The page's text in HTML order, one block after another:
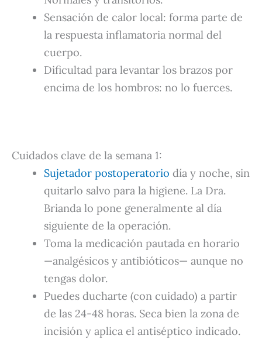
Sensación de calor local: forma parte de
la respuesta inflamatoria normal del
cuerpo.
Dificultad para levantar los brazos por
encima de los hombros: no lo fuerces.
Cuidados clave de la semana 1:
Sujetador postoperatorio día y noche, sin
quitarlo salvo para la higiene. La Dra.
Brianda lo pone generalmente al día
siguiente de la operación.
Toma la medicación pautada en horario
—analgésicos y antibióticos— aunque no
tengas dolor.
Puedes ducharte (con cuidado) a partir
de las 24-48 horas. Seca bien la zona de
incisión y aplica el antiséptico indicado.